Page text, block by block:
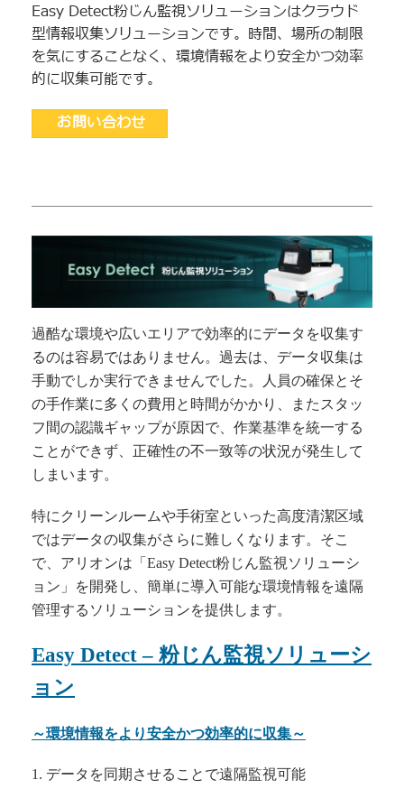
Easy Detect粉じん監視ソリューションはクラウド
型情報収集ソリューションです。時間、場所の制限
を気にすることなく、環境情報をより安全かつ効率
的に収集可能です。
お問い合わせ
過酷な環境や広いエリアで効率的にデータを収集す
るのは容易ではありません。過去は、データ収集は
手動でしか実行できませんでした。人員の確保とそ
の手作業に多くの費用と時間がかかり、またスタッ
フ間の認識ギャップが原因で、作業基準を統一する
ことができず、正確性の不一致等の状況が発生して
しまいます。
特にクリーンルームや手術室といった高度清潔区域
ではデータの収集がさらに難しくなります。そこ
で、アリオンは「Easy Detect粉じん監視ソリューシ
ョン」を開発し、簡単に導入可能な環境情報を遠隔
管理するソリューションを提供します。
Easy Detect – 粉じん監視ソリューシ
ョン
～環境情報をより安全かつ効率的に収集～
1. データを同期させることで遠隔監視可能